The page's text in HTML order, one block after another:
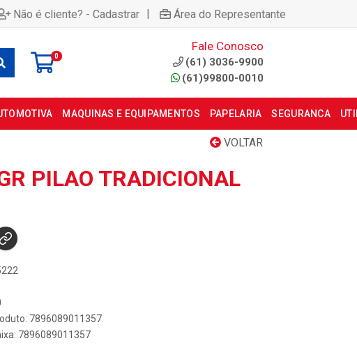
Não é cliente? - Cadastrar | Área do Representante
0
Fale Conosco
(61) 3036-9900
(61)99800-0010
MAQUINAS E EQUIPAMENTOS PAPELARIA SEGURANCA
VOLTAR
PILAO TRADICIONAL
7896089011357
7896089011357